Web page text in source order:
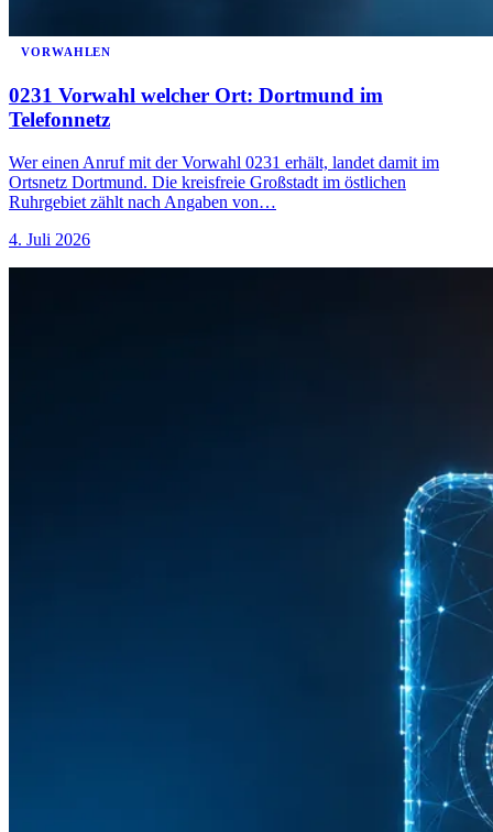
VORWAHLEN
0231 Vorwahl welcher Ort: Dortmund im
Telefonnetz
Wer einen Anruf mit der Vorwahl 0231 erhält, landet damit im
Ortsnetz Dortmund. Die kreisfreie Großstadt im östlichen
Ruhrgebiet zählt nach Angaben von…
4. Juli 2026